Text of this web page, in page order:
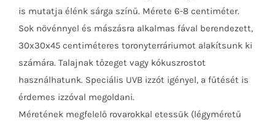
is mutatja élénk sárga színű. Mérete 6-8 centiméter.
Sok növénnyel és mászásra alkalmas fával berendezett,
30x30x45 centiméteres toronyterráriumot alakítsunk ki
számára. Talajnak tőzeget vagy kókuszrostot
használhatunk. Speciális UVB izzót igényel, a fűtését is
érdemes izzóval megoldani.
Méretének megfelelő rovarokkal etessük (légyméretű